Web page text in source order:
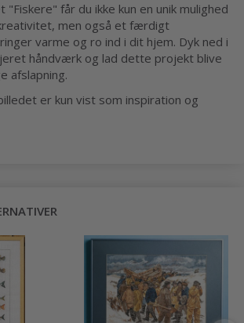
får du ikke kun en unik mulighed
men også et færdigt
varme og ro ind i dit hjem. Dyk ned i
håndværk og lad dette projekt blive
afslapning.
er kun vist som inspiration og